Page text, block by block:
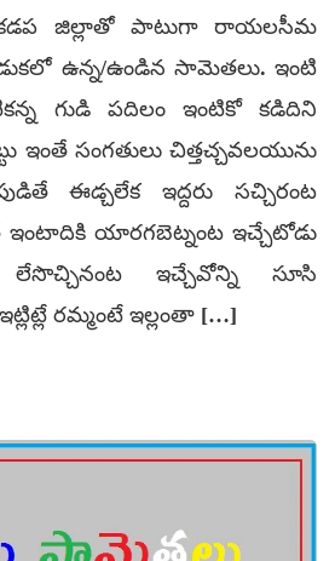
కడప జిల్లాతో పాటుగా రాయలసీమ
ఉన్న/ఉండిన సామెతలు. ఇంటి
గుడి పదిలం ఇంటికో కడిదిని
ఇంతే సంగతులు చిత్తచ్చవలయును
ఈడ్చలేక ఇద్దరు సచ్చిరంట
ఇంటాదికి యారగబెట్నంట ఇచ్చేటోడు
ఇచ్చేవోన్ని సూసి
రమ్మంటే ఇల్లంతా […]